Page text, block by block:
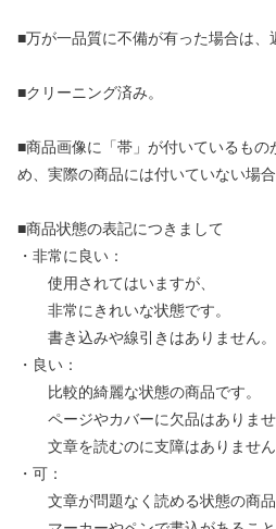
■万が一品質に不備が有った場合は、
■クリーニング済み。
■商品画像に「帯」が付いているもの
め、実際の商品には付いていない場合
■商品状態の表記につきまして
・非常に良い：
使用されてはいますが、
非常にきれいな状態です。
書き込みや線引きはありません。
・良い：
比較的綺麗な状態の商品です。
ページやカバーに欠品はありませ
文章を読むのに支障はありません
・可：
文章が問題なく読める状態の商品